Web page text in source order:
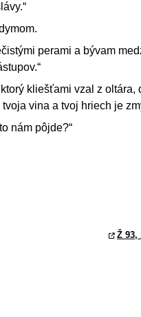
perami a bývam
kliešťami vzal z oltára,
vina a tvoj hriech je
nám pôjde?“
Ž 93,